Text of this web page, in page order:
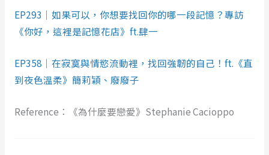
EP293｜如果可以，你想要找回你的哪一段記憶？專訪
《你好，這裡是記憶花店》ft.肆一
EP358｜在寂寞與情慾流動裡，找回強韌的自己！ft.《直
到夜色溫柔》簡莉穎、廢廢子
Reference：《為什麼要戀愛》Stephanie Cacioppo